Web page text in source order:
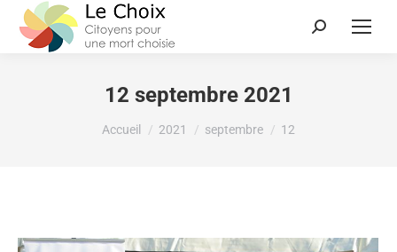
12 septembre 2021
Vous êtes ici :
Accueil 2021 septembre 12